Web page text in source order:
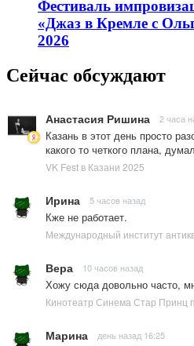
Фестиваль
«Джаз в Кремле с
2026
Сейчас обсуждают
Анастасия Ришина 2 часа
Казань в этот день просто
какого то четкого плана,
VK Fest в Казани 2025
Ирина 5 часов назад
Кже не работает.
Международный институт
Вера 10 часов назад
Хожу сюда довольно часто,
Кинотеатр Синема Стар Принц
Марина день назад 16:25